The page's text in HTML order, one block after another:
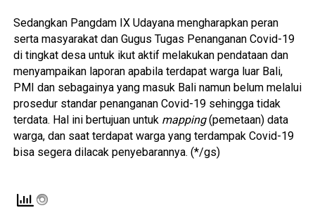
Sedangkan Pangdam IX Udayana mengharapkan peran
serta masyarakat dan Gugus Tugas Penanganan Covid-19
di tingkat desa untuk ikut aktif melakukan pendataan dan
menyampaikan laporan apabila terdapat warga luar Bali,
PMI dan sebagainya yang masuk Bali namun belum melalui
prosedur standar penanganan Covid-19 sehingga tidak
terdata. Hal ini bertujuan untuk mapping(pemetaan) data
warga, dan saat terdapat warga yang terdampak Covid-19
bisa segera dilacak penyebarannya. (*/gs)